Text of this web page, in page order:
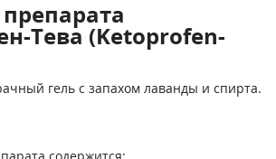
Тева (Ketoprofen-
гель с запахом лаванды и спирта.